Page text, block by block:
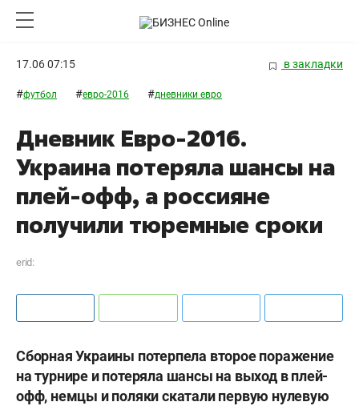
17.06 07:15 в закладки
#футбол #евро-2016 #дневники евро
Дневник Евро-2016.
Украина потеряла шансы на
плей-офф, а россияне
получили тюремные сроки
erid:
Сборная Украины потерпела второе поражение
на турнире и потеряла шансы на выход в плей-
офф, немцы и поляки скатали первую нулевую